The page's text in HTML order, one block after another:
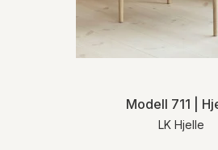
Modell 711 |
LK Hjelle